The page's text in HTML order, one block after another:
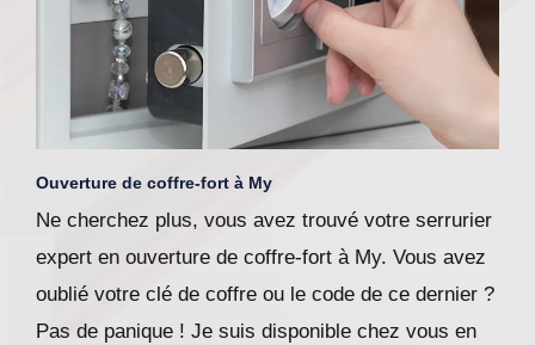
Ouverture de coffre-fort à My
Ne cherchez plus, vous avez trouvé votre serrurier
expert en ouverture de coffre-fort à My. Vous avez
oublié votre clé de coffre ou le code de ce dernier ?
Pas de panique ! Je suis disponible chez vous en